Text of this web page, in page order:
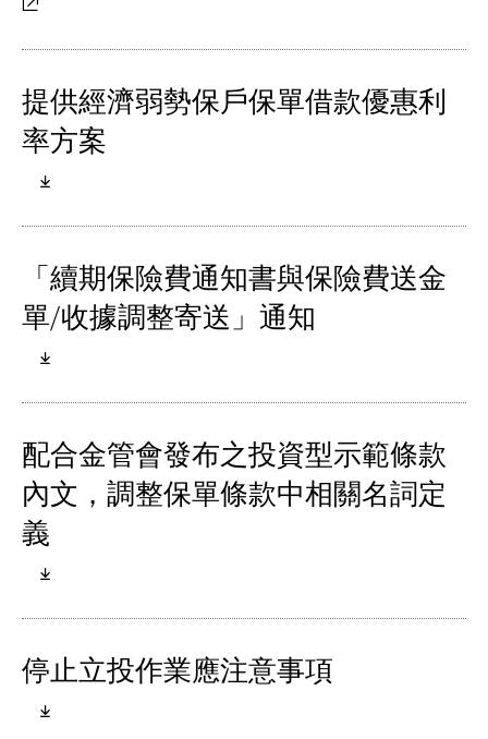
提供經濟弱勢保戶保單借款優惠利
率方案
「續期保險費通知書與保險費送金
單/收據調整寄送」通知
配合金管會發布之投資型示範條款
內文，調整保單條款中相關名詞定
義
停止立投作業應注意事項